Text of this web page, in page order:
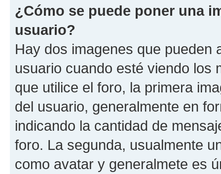
¿Cómo se puede poner una
usuario?
Hay dos imagenes que pueden
usuario cuando esté viendo los
que utilice el foro, la primera
del usuario, generalmente en
indicando la cantidad de
foro. La segunda, usualmente
como avatar y generalmete es